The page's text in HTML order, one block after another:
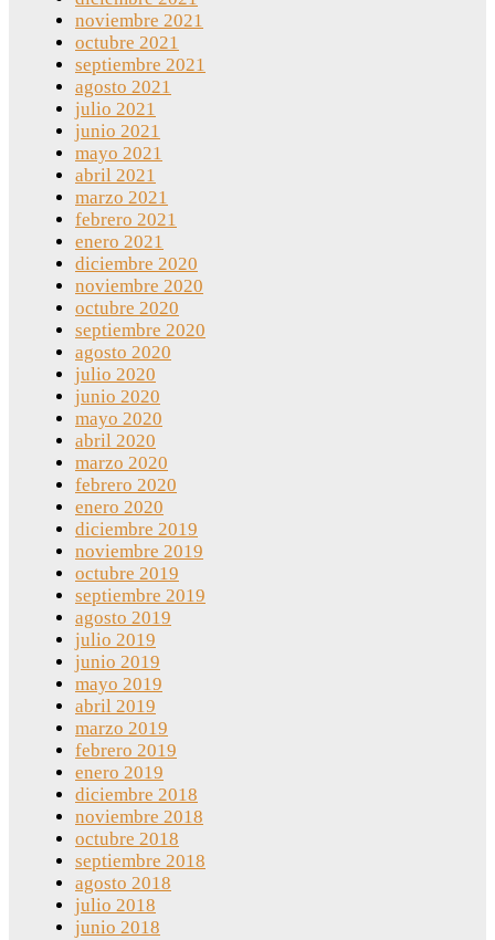
noviembre 2021
octubre 2021
septiembre 2021
agosto 2021
julio 2021
junio 2021
mayo 2021
abril 2021
marzo 2021
febrero 2021
enero 2021
diciembre 2020
noviembre 2020
octubre 2020
septiembre 2020
agosto 2020
julio 2020
junio 2020
mayo 2020
abril 2020
marzo 2020
febrero 2020
enero 2020
diciembre 2019
noviembre 2019
octubre 2019
septiembre 2019
agosto 2019
julio 2019
junio 2019
mayo 2019
abril 2019
marzo 2019
febrero 2019
enero 2019
diciembre 2018
noviembre 2018
octubre 2018
septiembre 2018
agosto 2018
julio 2018
junio 2018